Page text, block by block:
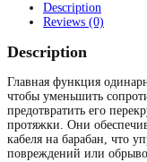
Description
Reviews (0)
Description
Главная функция
чтобы уменьшить
предотвратить его
протяжки. Они
кабеля на барабан, что
повреждений или